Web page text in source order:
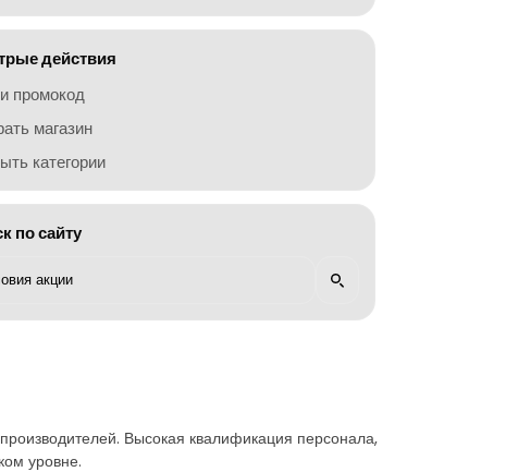
действия
промокод
магазин
категории
по сайту
Высокая квалификация персонала,
уровне.